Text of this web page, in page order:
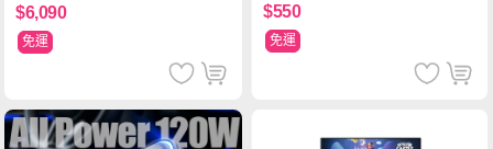
$6,090
免運
$550
免運